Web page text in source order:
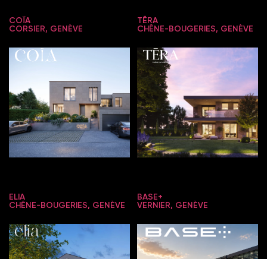
COÏA
CORSIER, GENÈVE
TĒRA
CHÊNE-BOUGERIES, GENÈVE
ELIA
CHÊNE-BOUGERIES, GENÈVE
BASE+
VERNIER, GENÈVE